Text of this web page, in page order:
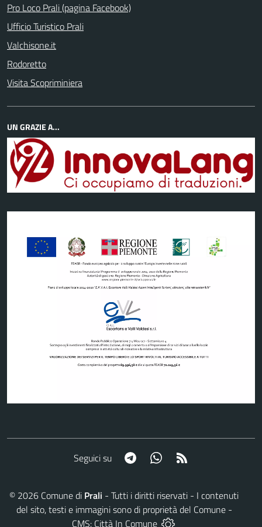
Pro Loco Prali (pagina Facebook)
Ufficio Turistico Prali
Valchisone.it
Rodoretto
Visita Scopriminiera
UN GRAZIE A...
Seguici su Telegram Whatsapp
© 2026 Comune di Prali - Tutti i diritti riservati - I contenuti
del sito, testi e immagini sono di proprietà del Comune -
CMS: Città In Comune